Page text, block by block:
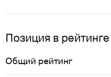
Позиция в рейтинге
Общий рейтинг